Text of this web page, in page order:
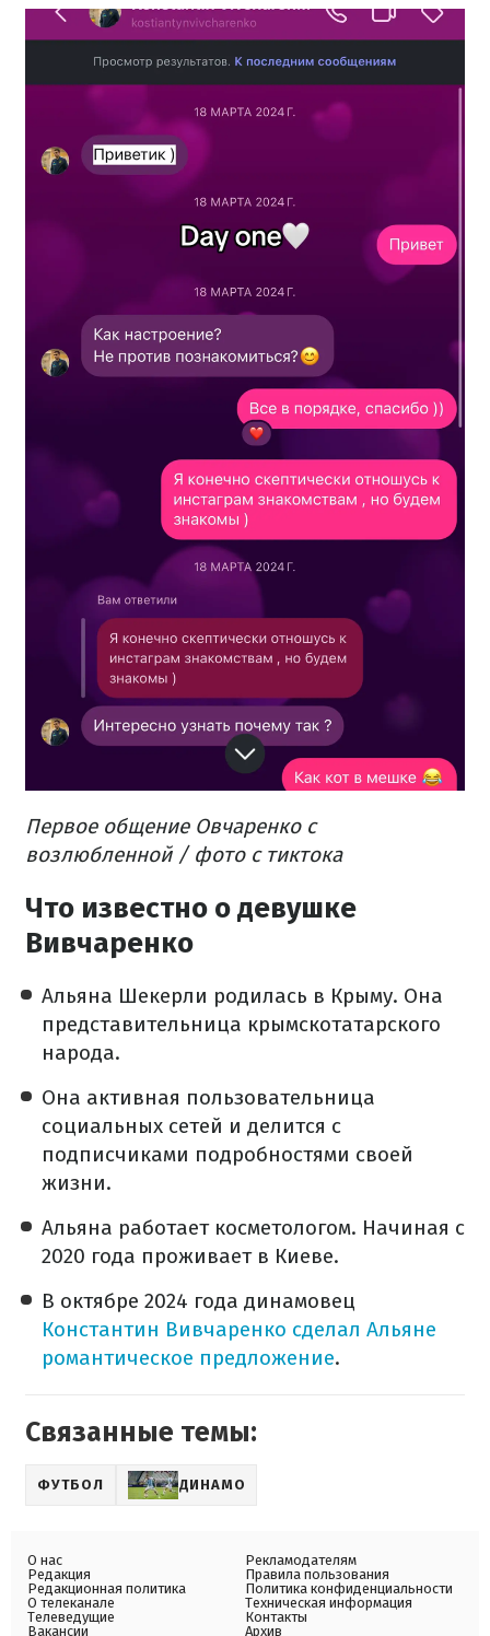
Первое общение Овчаренко с
возлюбленной / фото с тиктока
Что известно о девушке
Вивчаренко
Альяна Шекерли родилась в Крыму. Она
представительница крымскотатарского
народа.
Она активная пользовательница
социальных сетей и делится с
подписчиками подробностями своей
жизни.
Альяна работает косметологом. Начиная с
2020 года проживает в Киеве.
В октябре 2024 года динамовец
Константин Вивчаренко сделал Альяне
романтическое предложение.
Связанные темы:
ФУТБОЛ ДИНАМО
О нас
Редакция
Редакционная политика
О телеканале
Телеведущие
Вакансии
Рекламодателям
Правила пользования
Политика конфиденциальности
Техническая информация
Контакты
Архив